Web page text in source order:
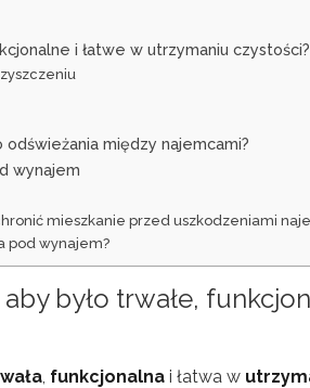
i łatwe w utrzymaniu czystości?
między najemcami?
wynajem
mieszkanie przed uszkodzeniami
pod wynajem?
było trwałe,
funkcjonalna i łatwa w